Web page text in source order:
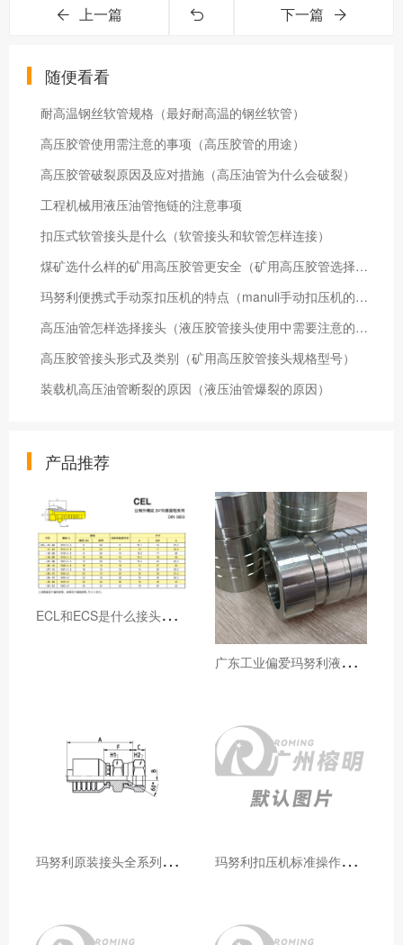
上一篇 下一篇
随便看看
耐高温钢丝软管规格（最好耐高温的钢丝软管）
高压胶管使用需注意的事项（高压胶管的用途）
高压胶管破裂原因及应对措施（高压油管为什么会破裂）
工程机械用液压油管拖链的注意事项
扣压式软管接头是什么（软管接头和软管怎样连接）
煤矿选什么样的矿用高压胶管更安全（矿用高压胶管选择标准）
玛努利便携式手动泵扣压机的特点（manuli手动扣压机的主要应用）
高压油管怎样选择接头（液压胶管接头使用中需要注意的地方）
高压胶管接头形式及类别（矿用高压胶管接头规格型号）
装载机高压油管断裂的原因（液压油管爆裂的原因）
产品推荐
E
CL和ECS是什么接头，用于什么胶管或管件
广
东工业偏爱玛努利液压产品的五大原因（代理深度分析）
玛
努利原装接头全系列型号解析：广州客户选型必备指南 玛
努利扣压机标准操作流程：广州代理手把手教学（新手也能学会）